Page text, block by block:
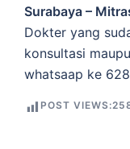
Surabaya –
Dokter yang
konsultasi
whatsaap ke
POST VIEWS: